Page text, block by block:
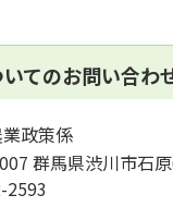
てのお問い合わ
政策係
群馬県渋川市石
2593